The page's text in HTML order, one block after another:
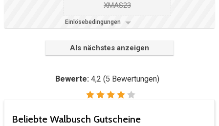
XMAS23
Einlösebedingungen
Als nächstes anzeigen
Bewerte: 4,2 (5 Bewertungen)
Beliebte Walbusch Gutscheine